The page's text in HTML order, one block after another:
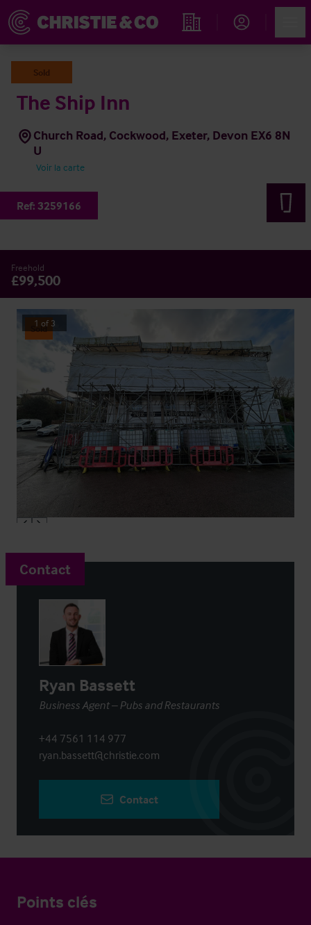
Rechercher un hôtel
Sold
The Ship Inn
Church Road, Cockwood, Exeter, Devon EX6 8N
U
Voir la carte
Ref: 3259166
Freehold
£99,500
Sold
1 of 3
Contact
Ryan Bassett
Business Agent – Pubs and Restaurants
+44 7561 114 977
ryan.bassett@christie.com
Contact
Points clés